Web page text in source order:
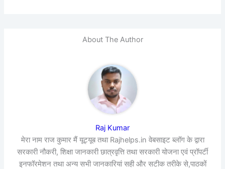
About The Author
Raj Kumar
मेरा नाम राज कुमार मैं यूट्यूब तथा Rajhelps.in वेबसाइट ब्लॉग के द्वारा
सरकारी नौकरी, शिक्षा जानकारी छात्रवृत्ति तथा सरकारी योजना एवं प्रॉपर्टी
इनफॉरमेशन तथा अन्य सभी जानकारियां सही और सटीक तरीके से,पाठकों